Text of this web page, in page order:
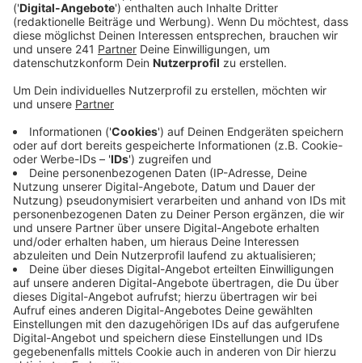
Anzeige
Geräusche gut zu hören. Jetzt ist klar: Sie kamen von
Chemieunternehmen Ineos hat in der Nacht
kontrolliert Dampf eines Produktionskessels
abgelassen. Dieser Vorgang führe zu solchen
Geräuschen, hat uns ein Sprecher bestätigt. Eine
Gefahr für die Bevölkerung bestand zu keinem
Zeitpunkt.
Anzeige
Weitere Meldungen aus Leverkusen
Anzeige